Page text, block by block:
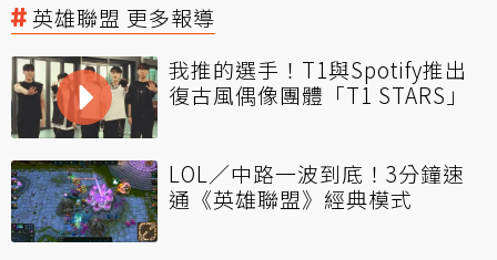
英雄聯盟 更多報導
我推的選手！T1與Spotify推出
復古風偶像團體「T1 STARS」
LOL／中路一波到底！3分鐘速
通《英雄聯盟》經典模式